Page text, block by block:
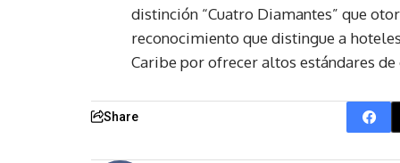
distinción “Cuatro Diamantes” que
reconocimiento que distingue a
Caribe por ofrecer altos estándares
Share